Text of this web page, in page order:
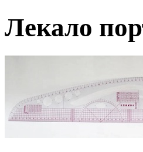
Лекало